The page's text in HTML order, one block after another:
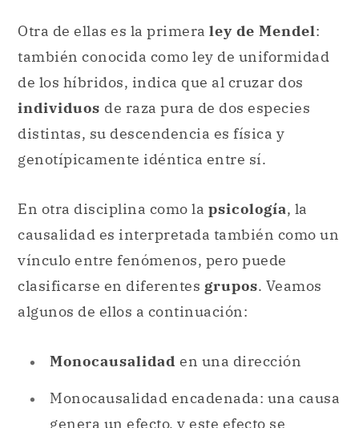
Otra de ellas es la primera ley de Mendel:
también conocida como ley de uniformidad
de los híbridos, indica que al cruzar dos
individuos de raza pura de dos especies
distintas, su descendencia es física y
genotípicamente idéntica entre sí.
En otra disciplina como la psicología, la
causalidad es interpretada también como un
vínculo entre fenómenos, pero puede
clasificarse en diferentes grupos. Veamos
algunos de ellos a continuación:
Monocausalidad en una dirección
Monocausalidad encadenada: una causa
genera un efecto, y este efecto se